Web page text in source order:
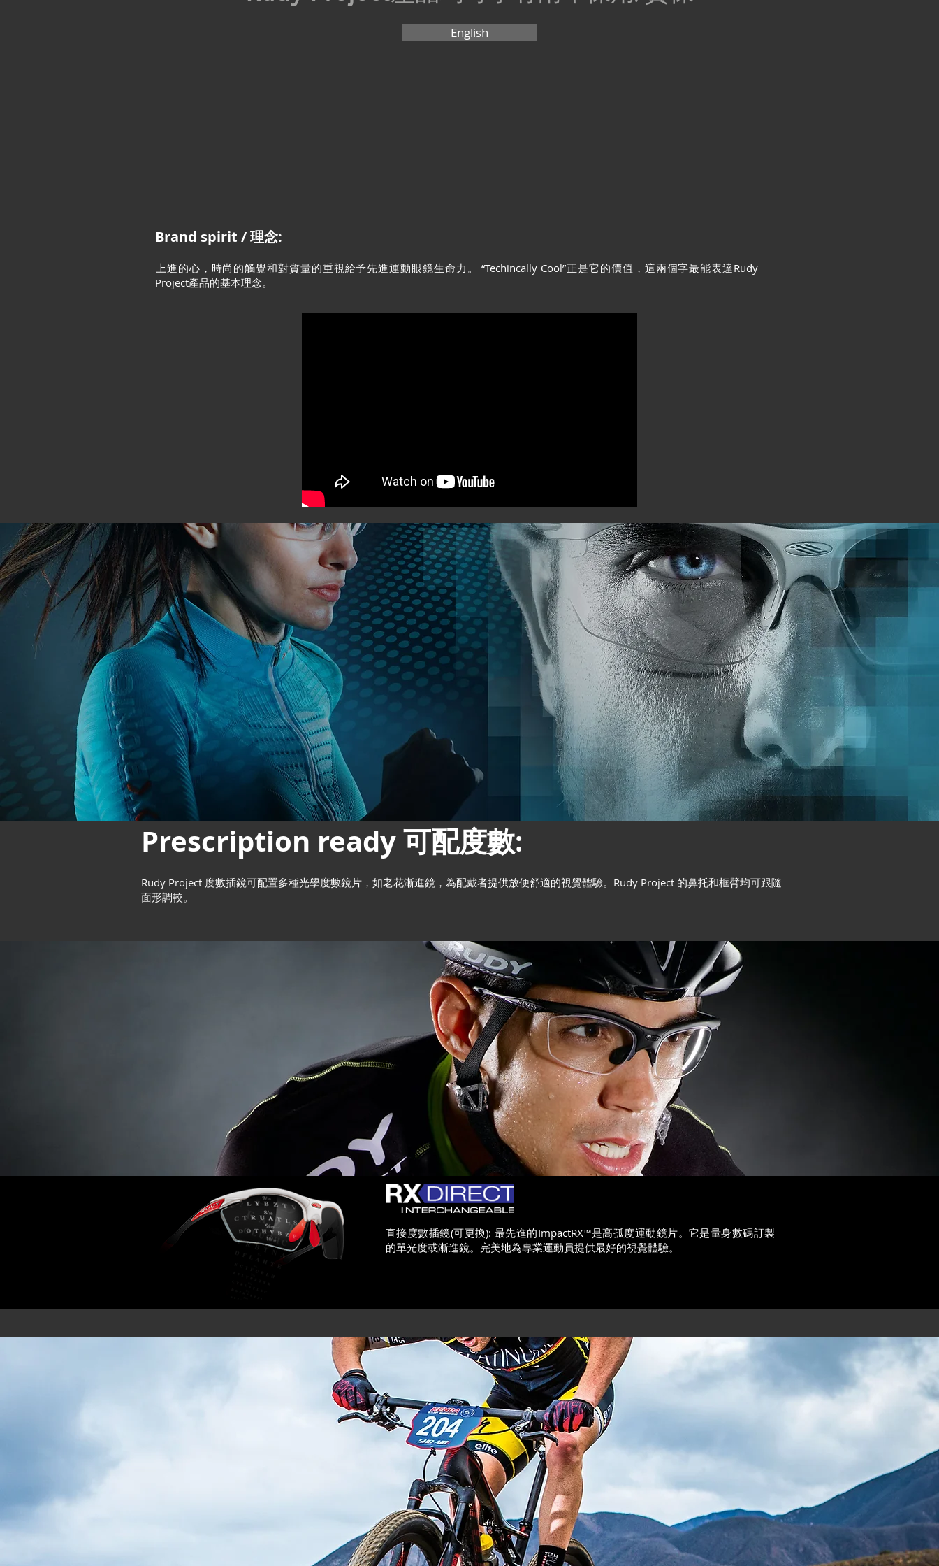
English
Brand spirit / 理念:
上進的心，時尚的觸覺和對質量的重視給予先進運動眼鏡生命力。 “Techincally Cool”正是它的價值，這兩個字最能表達Rudy
Project產品的基本理念。
Prescription ready 可配度數:
Rudy Project 度數插鏡可配置多種光學度數鏡片，如老花漸進鏡，為配戴者提供放便舒適的視覺體驗。Rudy Project 的鼻托和框臂均可跟隨
面形調較。
直接度數插鏡(可更換): 最先進的ImpactRX™是高孤度運動鏡片。它是量身數碼訂製
的單光度或漸進鏡。完美地為專業運動員提供最好的視覺體驗。